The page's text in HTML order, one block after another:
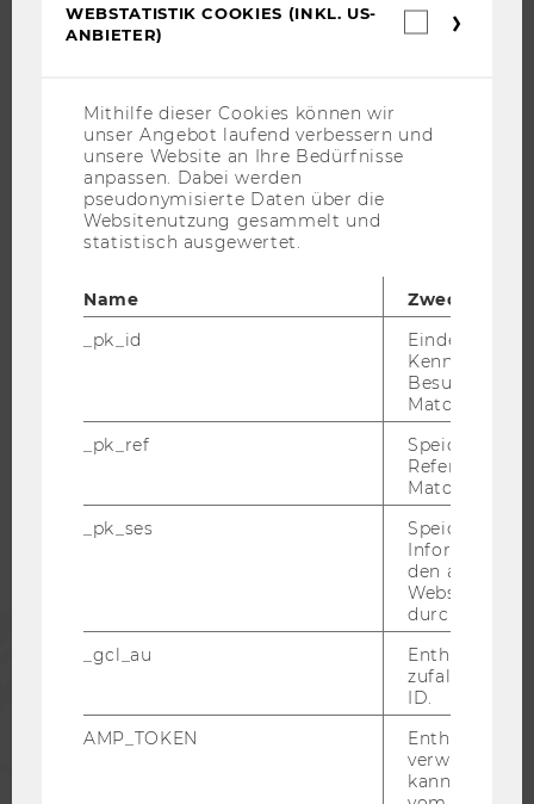
JOBS
JOBPORTAL
RESEARCH CAREER
WELCOME SERVICES
JOBS MIT WU-STUDIUM
KARRIEREKONTAKTE AN DER WU
WEBSTATISTIK COOKIES (INKL. US-
ANBIETER)
Mithilfe dieser Cookies können wir
unser Angebot laufend verbessern und
unsere Website an Ihre Bedürfnisse
anpassen. Dabei werden
pseudonymisierte Daten über die
Websitenutzung gesammelt und
statistisch ausgewertet.
Name
Zweck
_pk_id
Eindeutige
Besuchers
Matomo.
_pk_ref
Speicherung
Referrers
Matomo.
_pk_ses
Speicherung
den aktuellen
durch
_gcl_au
Enthält eine
ID.
AMP_TOKEN
Enthält ein
verwendet
kann, um